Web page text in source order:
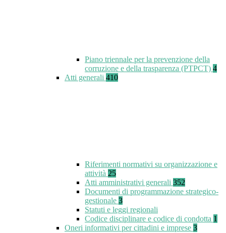
Piano triennale per la prevenzione della
corruzione e della trasparenza (PTPCT) 4
Atti generali 410
Riferimenti normativi su organizzazione e
attività 25
Atti amministrativi generali 352
Documenti di programmazione strategico-
gestionale 3
Statuti e leggi regionali
Codice disciplinare e codice di condotta 1
Oneri informativi per cittadini e imprese 3